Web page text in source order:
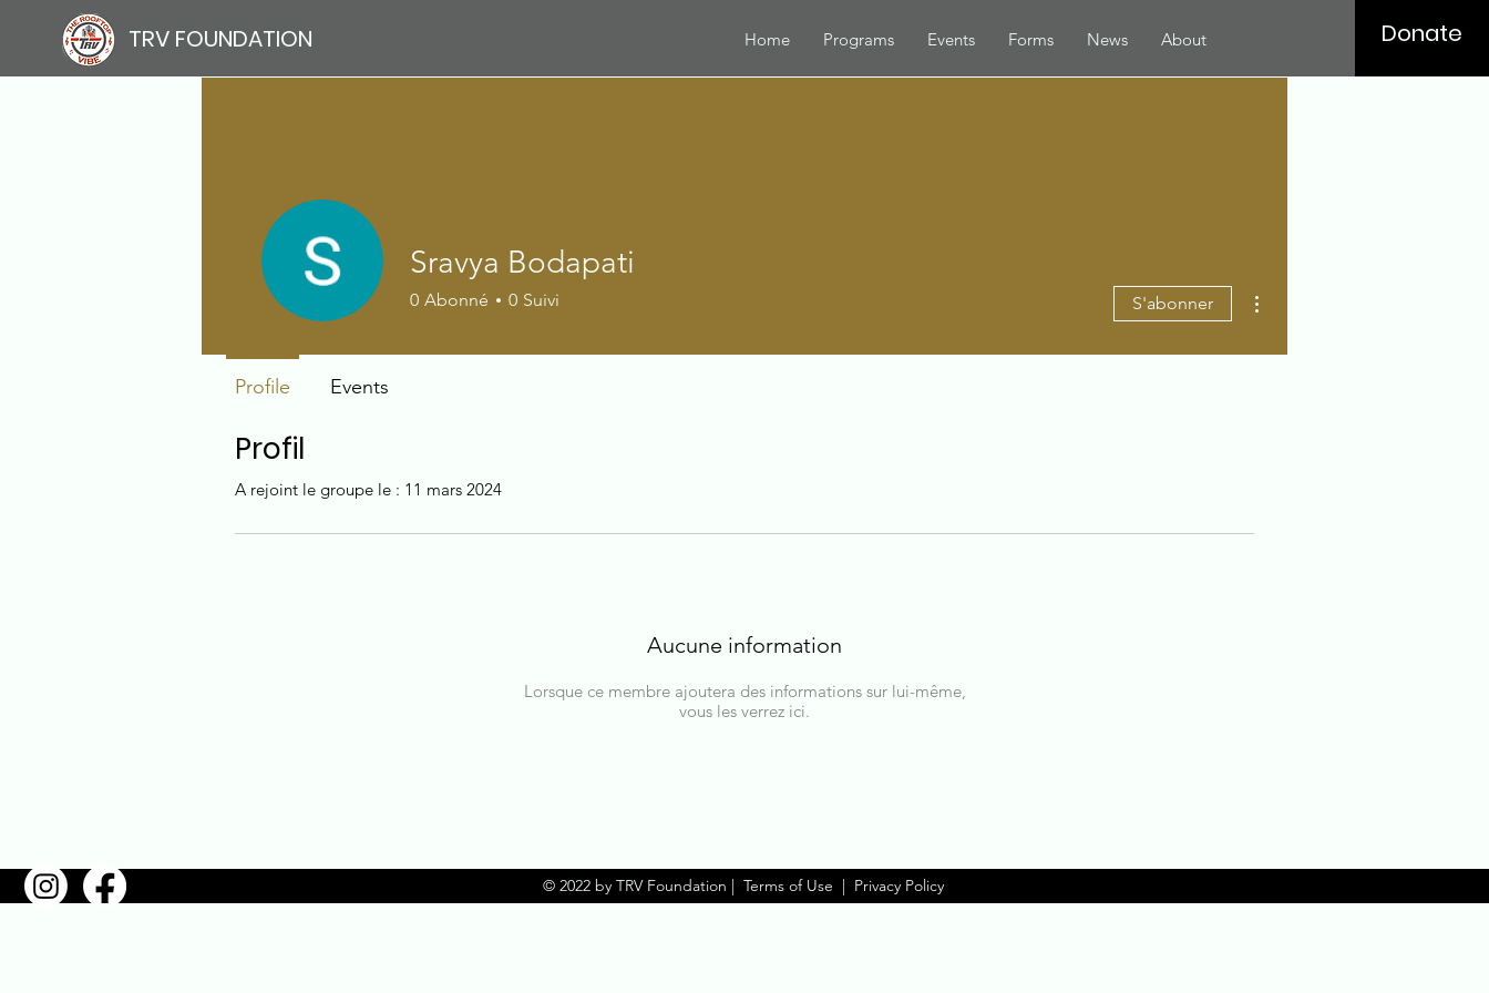
TRV FOUNDATION Home Programs Events Forms News About Donate
Profil
A rejoint le groupe le : 11 mars 2024
Aucune information
Lorsque ce membre ajoutera des informations sur lui-même,
vous les verrez ici.
Sravya Bodapati
0 Abonné 0 Suivi S'abonner
Profile Events
© 2022 by TRV Foundation | Terms of Use | Privacy Policy